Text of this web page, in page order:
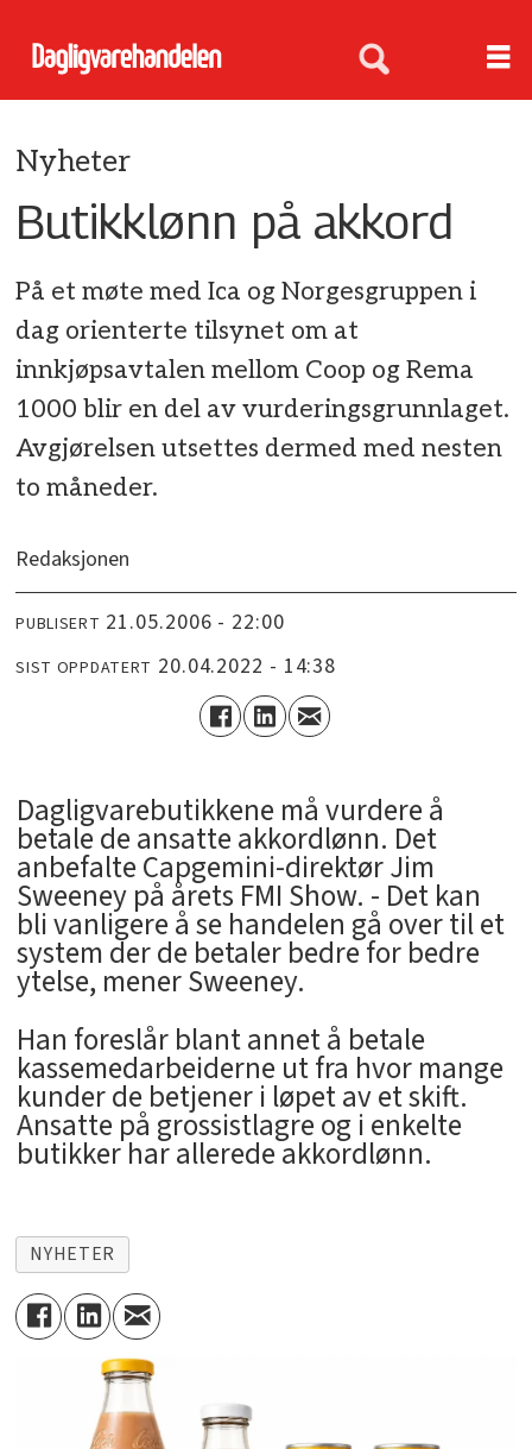
Nyheter
Butikklønn på akkord
På et møte med Ica og Norgesgruppen i
dag orienterte tilsynet om at
innkjøpsavtalen mellom Coop og Rema
1000 blir en del av vurderingsgrunnlaget.
Avgjørelsen utsettes dermed med nesten
to måneder.
Redaksjonen
PUBLISERT 21.05.2006 - 22:00
SIST OPPDATERT 20.04.2022 - 14:38
Dagligvarebutikkene må vurdere å
betale de ansatte akkordlønn. Det
anbefalte Capgemini-direktør Jim
Sweeney på årets FMI Show. - Det kan
bli vanligere å se handelen gå over til et
system der de betaler bedre for bedre
ytelse, mener Sweeney.
Han foreslår blant annet å betale
kassemedarbeiderne ut fra hvor mange
kunder de betjener i løpet av et skift.
Ansatte på grossistlagre og i enkelte
butikker har allerede akkordlønn.
NYHETER